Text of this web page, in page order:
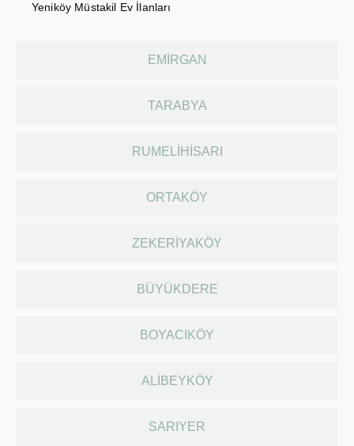
EMIRGAN
TARABYA
RUMELIHISARI
ORTAKÖY
ZEKERIYAKÖY
BÜYÜKDERE
BOYACIKÖY
ALIBEYKÖY
SARIYER
Yeniköy Müstakil Ev İlanları